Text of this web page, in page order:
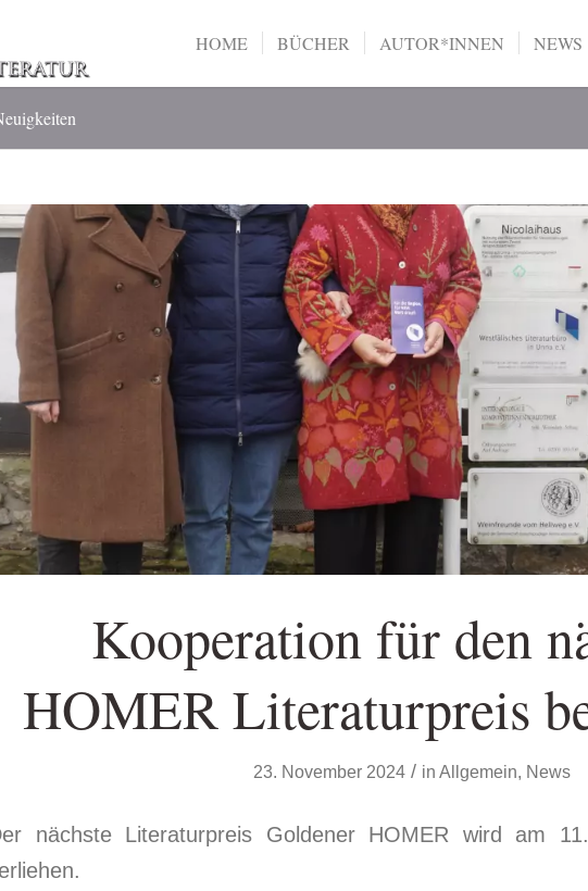
HOME BÜCHER AUTOR*INNEN NEWS
Kooperation für den
HOMER Literaturpreis
23. November 2024 / in Allgemein, News
nächste Literaturpreis Goldener HOMER wird am